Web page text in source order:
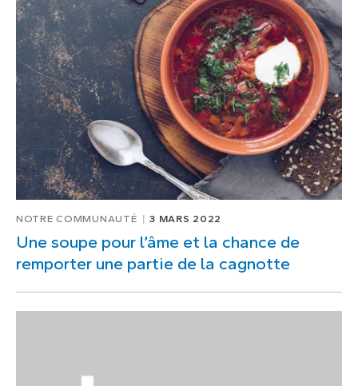
NOTRE COMMUNAUTÉ 3 MARS 2022
Une soupe pour l’âme et la chance de
remporter une partie de la cagnotte